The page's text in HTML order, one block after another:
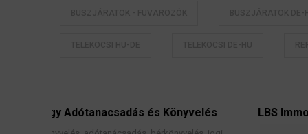
és Könyvelés LBS Immobilien-GmbH NordWest